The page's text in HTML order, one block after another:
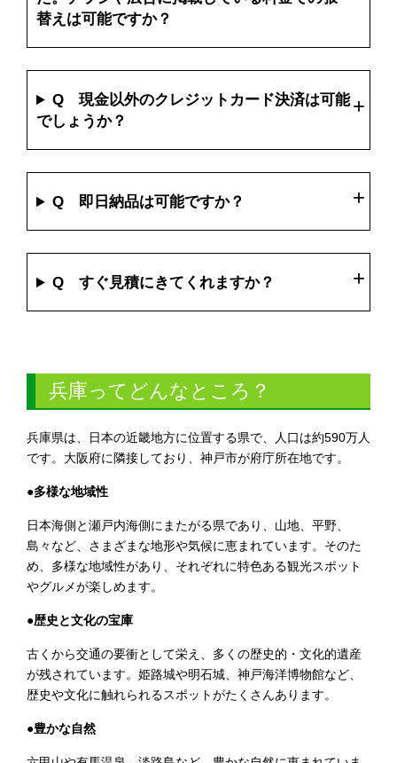
替えは可能ですか？
Q 現金以外のクレジットカード決済は可能
でしょうか？
Q 即日納品は可能ですか？
Q すぐ見積にきてくれますか？
兵庫ってどんなところ？
兵庫県は、日本の近畿地方に位置する県で、人口は約590万人
です。大阪府に隣接しており、神戸市が府庁所在地です。
●多様な地域性
日本海側と瀬戸内海側にまたがる県であり、山地、平野、
島々など、さまざまな地形や気候に恵まれています。そのた
め、多様な地域性があり、それぞれに特色ある観光スポット
やグルメが楽しめます。
●歴史と文化の宝庫
古くから交通の要衝として栄え、多くの歴史的・文化的遺産
が残されています。姫路城や明石城、神戸海洋博物館など、
歴史や文化に触れられるスポットがたくさんあります。
●豊かな自然